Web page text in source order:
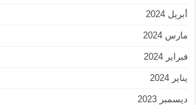
أبريل 2024
مارس 2024
فبراير 2024
يناير 2024
ديسمبر 2023